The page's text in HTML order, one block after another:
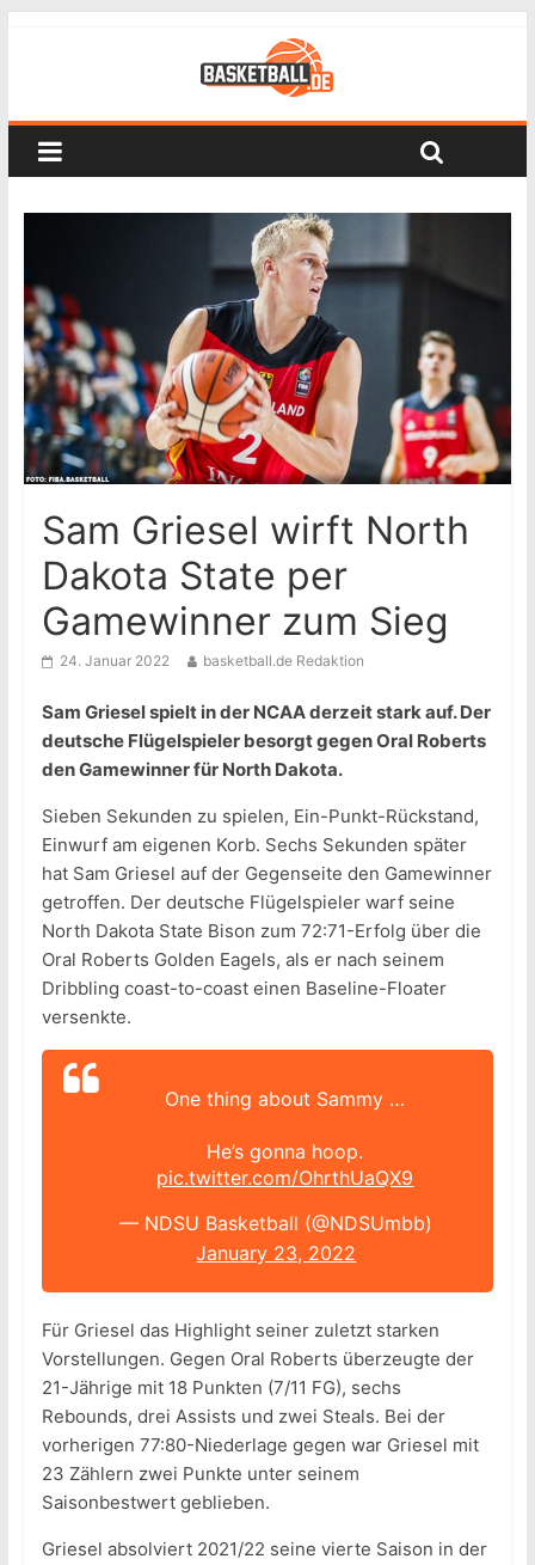
Sam Griesel wirft North
Dakota State per
Gamewinner zum Sieg
24. Januar 2022 basketball.de Redaktion
Sam Griesel spielt in der NCAA derzeit stark auf. Der
deutsche Flügelspieler besorgt gegen Oral Roberts
den Gamewinner für North Dakota.
Sieben Sekunden zu spielen, Ein-Punkt-Rückstand,
Einwurf am eigenen Korb. Sechs Sekunden später
hat Sam Griesel auf der Gegenseite den Gamewinner
getroffen. Der deutsche Flügelspieler warf seine
North Dakota State Bison zum 72:71-Erfolg über die
Oral Roberts Golden Eagels, als er nach seinem
Dribbling coast-to-coast einen Baseline-Floater
versenkte.
One thing about Sammy …
He’s gonna hoop.
pic.twitter.com/OhrthUaQX9
— NDSU Basketball (@NDSUmbb)
January 23, 2022
Für Griesel das Highlight seiner zuletzt starken
Vorstellungen. Gegen Oral Roberts überzeugte der
21-Jährige mit 18 Punkten (7/11 FG), sechs
Rebounds, drei Assists und zwei Steals. Bei der
vorherigen 77:80-Niederlage gegen war Griesel mit
23 Zählern zwei Punkte unter seinem
Saisonbestwert geblieben.
Griesel absolviert 2021/22 seine vierte Saison in der